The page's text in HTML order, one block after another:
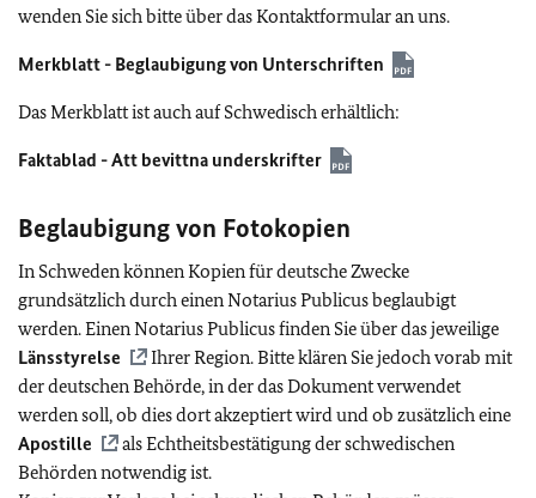
wenden Sie sich bitte über das Kontaktformular an uns.
Merkblatt - Beglaubigung von Unterschriften
Das Merkblatt ist auch auf Schwedisch erhältlich:
Faktablad - Att bevittna underskrifter
Beglaubigung von Fotokopien
In Schweden können Kopien für deutsche Zwecke
grundsätzlich durch einen Notarius Publicus beglaubigt
werden. Einen Notarius Publicus finden Sie über das jeweilige
Länsstyrelse
Ihrer Region. Bitte klären Sie jedoch vorab mit
der deutschen Behörde, in der das Dokument verwendet
werden soll, ob dies dort akzeptiert wird und ob zusätzlich eine
Apostille
als Echtheitsbestätigung der schwedischen
Behörden notwendig ist.